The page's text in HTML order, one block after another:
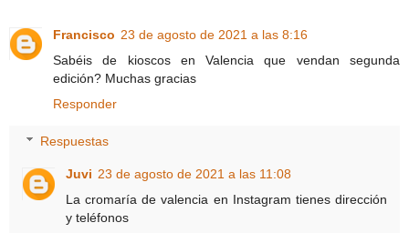
Francisco 23 de agosto de 2021 a las 8:16
Sabéis de kioscos en Valencia que vendan segunda
edición? Muchas gracias
Responder
Respuestas
Juvi 23 de agosto de 2021 a las 11:08
La cromaría de valencia en Instagram tienes dirección
y teléfonos